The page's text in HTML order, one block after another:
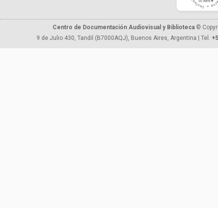
Centro de Documentación Audiovisual y Biblioteca ©
9 de Julio 430, Tandil (B7000AQJ), Buenos Aires, Argentina | Tel.